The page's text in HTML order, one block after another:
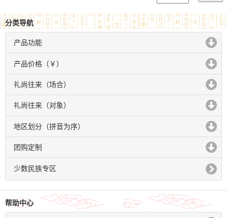
分类导航
产品功能
click to expand contents
产品价格（￥）
click to expand contents
礼尚往来（场合）
click to expand contents
礼尚往来（对象）
click to expand contents
地区划分（拼音为序）
click to expand contents
团购定制
click to expand contents
少数民族专区
帮助中心